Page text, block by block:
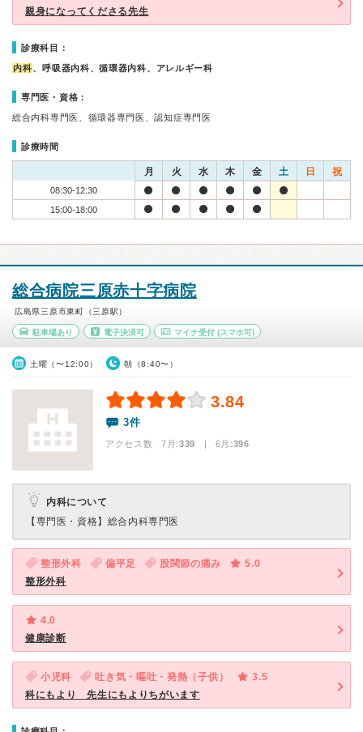
親身になってくださる先生
診療科目：
内科、呼吸器内科、循環器内科、アレルギー科
専門医・資格：
総合内科専門医、循環器専門医、認知症専門医
診療時間
月 火 水 木 金 土 日 祝
08:30-12:30
15:00-18:00
総合病院三原赤十字病院
広島県三原市東町（三原駅）
駐車場あり 電子決済可 マイナ受付 (スマホ可)
土曜（〜12:00） 朝（8:40〜）
3.84
3件
アクセス数 7月:339 | 6月:396
内科について
【専門医・資格】 総合内科専門医
整形外科 偏平足 股関節の痛み
5.0
整形外科
4.0
健康診断
小児科 吐き気・嘔吐・発熱（子供）
3.5
科にもより 先生にもよりちがいます